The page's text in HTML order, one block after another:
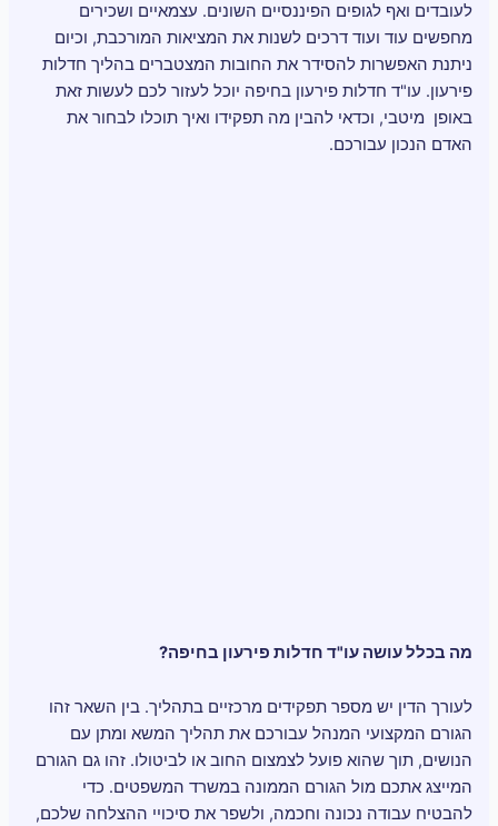
לעובדים ואף לגופים הפיננסיים השונים. עצמאיים ושכירים
מחפשים עוד ועוד דרכים לשנות את המציאות המורכבת, וכיום
ניתנת האפשרות להסידר את החובות המצטברים בהליך חדלות
פירעון. עו"ד חדלות פירעון בחיפה יוכל לעזור לכם לעשות זאת
באופן מיטבי, וכדאי להבין מה תפקידו ואיך תוכלו לבחור את
האדם הנכון עבורכם.
מה בכלל עושה עו"ד חדלות פירעון בחיפה?
לעורך הדין יש מספר תפקידים מרכזיים בתהליך. בין השאר זהו
הגורם המקצועי המנהל עבורכם את תהליך המשא ומתן עם
הנושים, תוך שהוא פועל לצמצום החוב או לביטולו. זהו גם הגורם
המייצג אתכם מול הגורם הממונה במשרד המשפטים. כדי
להבטיח עבודה נכונה וחכמה, ולשפר את סיכויי ההצלחה שלכם,